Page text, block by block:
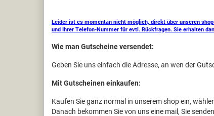
Leider ist es momentan nicht möglich, direkt über unseren
und Ihrer Telefon-Nummer für evtl. Rückfragen. Sie erhalten
Wie man Gutscheine versendet:
Geben Sie uns einfach die Adresse, an wen der
Mit Gutscheinen einkaufen:
Kaufen Sie ganz normal in unserem shop ein,
Danach bekommen Sie von uns eine mail, Sie